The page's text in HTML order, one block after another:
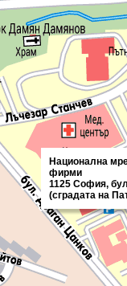
Национална
фирми
1125 София,
(сградата на